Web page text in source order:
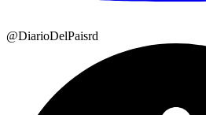
@DiarioDelPaisrd